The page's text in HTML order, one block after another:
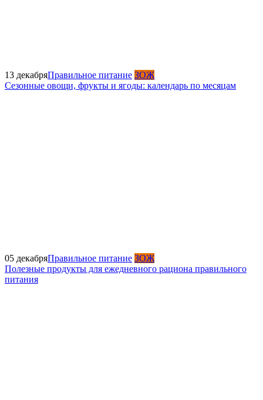
13 декабряПравильное питание ЗОЖ
Сезонные овощи, фрукты и ягоды: календарь по месяцам
05 декабряПравильное питание ЗОЖ
Полезные продукты для ежедневного рациона правильного
питания